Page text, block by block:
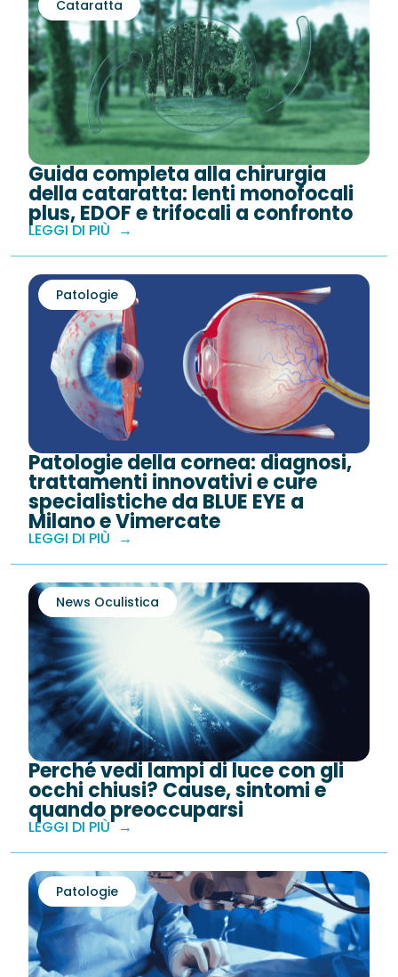
Guida completa alla chirurgia
della cataratta: lenti monofocali
plus, EDOF e trifocali a confronto
Cataratta
LEGGI DI PIÙ
Patologie della cornea: diagnosi,
trattamenti innovativi e cure
specialistiche da BLUE EYE a
Milano e Vimercate
Patologie
LEGGI DI PIÙ
Perché vedi lampi di luce con gli
occhi chiusi? Cause, sintomi e
quando preoccuparsi
News Oculistica
LEGGI DI PIÙ
Patologie